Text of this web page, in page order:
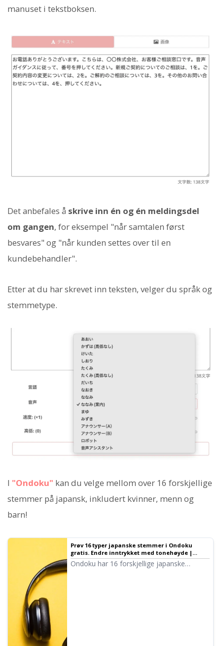
manuset i tekstboksen.
Det anbefales å skrive inn én og én meldingsdel
om gangen, for eksempel "når samtalen først
besvares" og "når kunden settes over til en
kundebehandler".
Etter at du har skrevet inn teksten, velger du språk og
stemmetype.
I "Ondoku" kan du velge mellom over 16 forskjellige
stemmer på japansk, inkludert kvinner, menn og
barn!
Prøv 16 typer japanske stemmer i Ondoku
gratis. Endre inntrykket med tonehøyde |
Ondoku
Ondoku har 16 forskjellige japanske